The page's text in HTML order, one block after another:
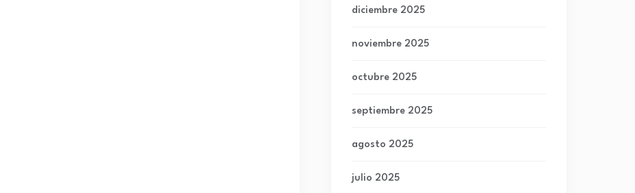
diciembre 2025
noviembre 2025
octubre 2025
septiembre 2025
agosto 2025
julio 2025